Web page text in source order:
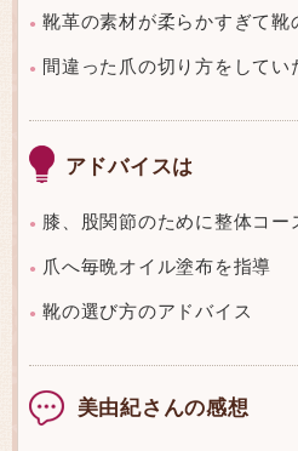
● 靴革の素材が柔らかすぎて靴
● 間違った爪の切り方をしてい
アドバイスは
● 膝、股関節のために整体コー
● 爪へ毎晩オイル塗布を指導
● 靴の選び方のアドバイス
美由紀さんの感想